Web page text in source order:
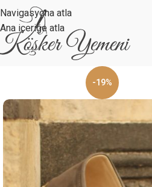
Navigasyona atla
Ana içeriğe atla
-19%